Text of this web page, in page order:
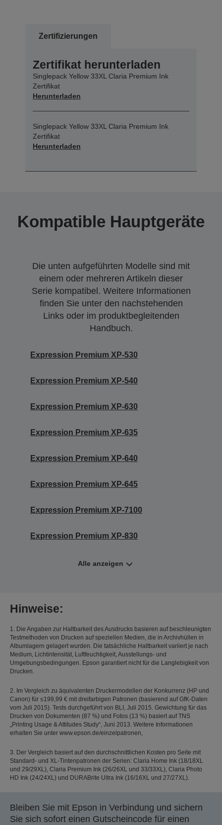
Zertifizierungen
Zertifikat herunterladen
Singlepack Yellow 33XL Claria Premium Ink
Zertifikat
Herunterladen
Singlepack Yellow 33XL Claria Premium Ink
Zertifikat
Herunterladen
Kompatible Hauptgeräte
Die unten aufgeführten Modelle sind mit
einem oder mehreren Artikeln dieser
Serie kompatibel. Weitere Informationen
finden Sie unter den nachstehenden
Links oder im produktbegleitenden
Handbuch.
Expression Premium XP-530
Expression Premium XP-540
Expression Premium XP-630
Expression Premium XP-635
Expression Premium XP-640
Expression Premium XP-645
Expression Premium XP-7100
Expression Premium XP-830
Alle anzeigen
Hinweise:
1. Die Angaben zur Haltbarkeit des Ausdrucks basieren auf beschleunigten
Testmethoden von Drucken auf speziellen Medien, die in Archivhüllen in
Albumlagern gelagert wurden. Die tatsächliche Haltbarkeit variiert je nach
Medium, Lichtintensität, Luftfeuchtigkeit, Ausstellungs- und
Umgebungsbedingungen. Epson garantiert nicht für die Langlebigkeit von
Drucken.
2. Im Vergleich zu äquivalenten Druckermodellen der Konkurrenz (HP und
Canon) für ≤199,99 € mit dreifarbigen Patronen (basierend auf GfK-Daten
vom Juli 2015). Tests durchgeführt von BLI, Juli 2015. Gewichtung für das
Drucken von Dokumenten (87 %) und Fotos (13 %) basiert auf TNS
„Printing Usage & Attitudes Study“, Juni 2013. Weitere Informationen
erhalten Sie unter www.epson.de/einzelpatronen,
3. Der Vergleich basiert auf den durchschnittlichen Kosten pro Seite mit
Standard- und XL-Tintenpatronen der Serien: Claria Home Ink (18/18XL
und 29/29XL), Claria Premium Ink (26/26XL und 33/33XL), Claria Photo
HD Ink (24/24XL) und DURABrite Ultra Ink (16/16XL und 27/27XL).
Bleiben Sie mit Epson in Verbindung und sichern
Sie sich sofort einen Gutscheincode für einen